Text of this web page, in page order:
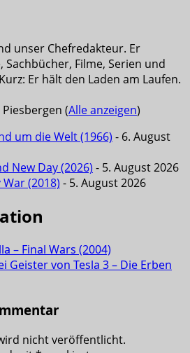
unser Chefredakteur. Er
Filme, Serien und
Er hält den Laden am Laufen.
(Alle anzeigen)
um die Welt (1966) - 6. August
New Day (2026) - 5. August 2026
(2018) - 5. August 2026
– Final Wars (2004)
Geister von Tesla 3 – Die Erben
nicht veröffentlicht.